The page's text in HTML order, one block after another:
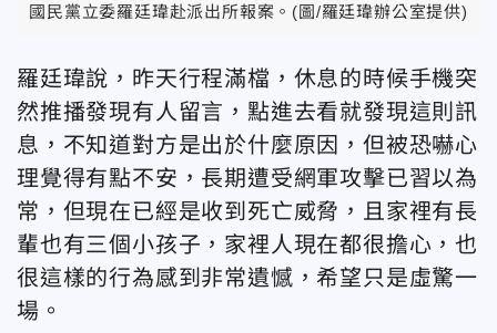
國民黨立委羅廷瑋赴派出所報案。(圖/羅廷瑋辦公室提供)
羅廷瑋說，昨天行程滿檔，休息的時候手機突
然推播發現有人留言，點進去看就發現這則訊
息，不知道對方是出於什麼原因，但被恐嚇心
理覺得有點不安，長期遭受網軍攻擊已習以為
常，但現在已經是收到死亡威脅，且家裡有長
輩也有三個小孩子，家裡人現在都很擔心，也
很這樣的行為感到非常遺憾，希望只是虛驚一
場。